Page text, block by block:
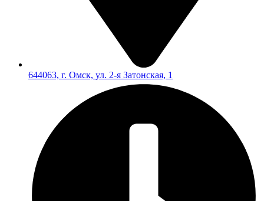
644063, г. Омск, ул. 2-я Затонская, 1